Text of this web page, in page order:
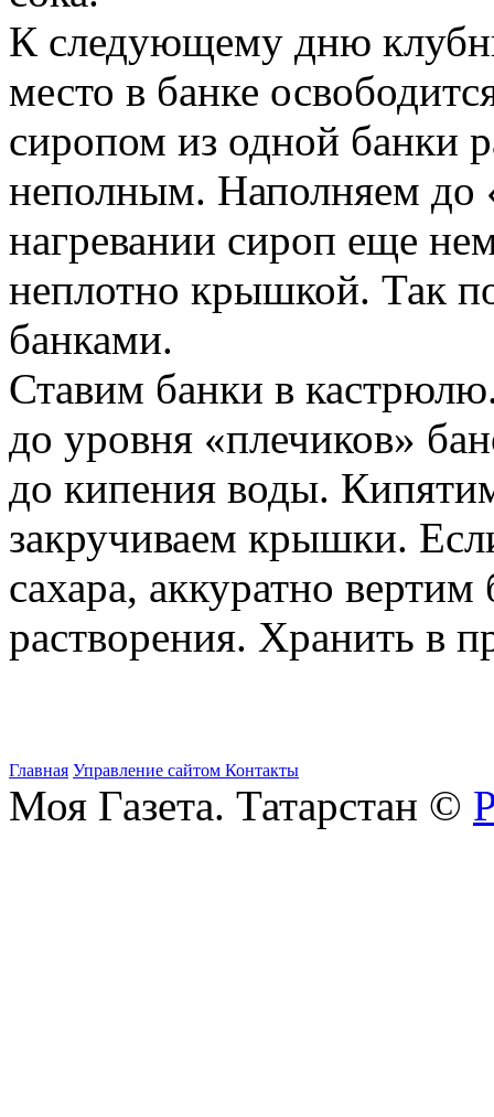
К следующему дню
место в банке
сиропом из одной банки
неполным. Наполняем до
нагревании сироп еще
неплотно крышкой. Так
банками.
Ставим банки в
до уровня «плечиков»
до кипения воды.
закручиваем крышки.
сахара, аккуратно
растворения. Хранить в
Главная Управление сайтом Контакты
Моя Газета. Татарстан ©